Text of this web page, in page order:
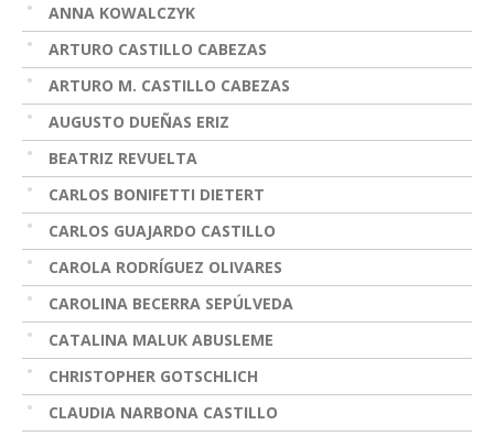
ANNA KOWALCZYK
ARTURO CASTILLO CABEZAS
ARTURO M. CASTILLO CABEZAS
AUGUSTO DUEÑAS ERIZ
BEATRIZ REVUELTA
CARLOS BONIFETTI DIETERT
CARLOS GUAJARDO CASTILLO
CAROLA RODRÍGUEZ OLIVARES
CAROLINA BECERRA SEPÚLVEDA
CATALINA MALUK ABUSLEME
CHRISTOPHER GOTSCHLICH
CLAUDIA NARBONA CASTILLO